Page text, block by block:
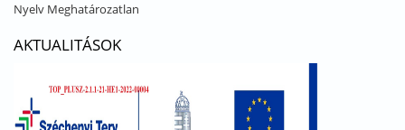
Nyelv Meghatározatlan
AKTUALITÁSOK